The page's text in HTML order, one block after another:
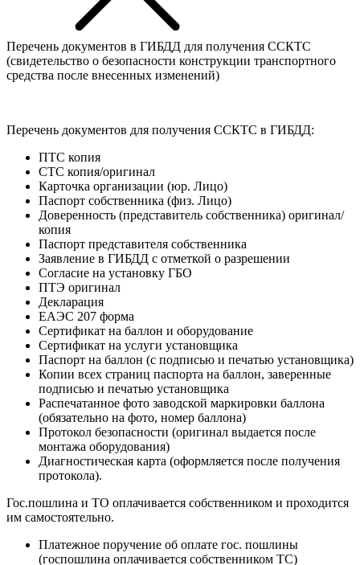
Перечень документов в ГИБДД для получения ССКТС
(свидетельство о безопасности конструкции транспортного
средства после внесенных изменений)
Перечень документов для получения ССКТС в ГИБДД:
ПТС копия
СТС копия/оригинал
Карточка организации (юр. Лицо)
Паспорт собственника (физ. Лицо)
Доверенность (представитель собственника) оригинал/
копия
Паспорт представителя собственника
Заявление в ГИБДД с отметкой о разрешении
Согласие на установку ГБО
ПТЭ оригинал
Декларация
ЕАЭС 207 форма
Сертификат на баллон и оборудование
Сертификат на услуги установщика
Паспорт на баллон (с подписью и печатью установщика)
Копии всех страниц паспорта на баллон, заверенные
подписью и печатью установщика
Распечатанное фото заводской маркировки баллона
(обязательно на фото, номер баллона)
Протокол безопасности (оригинал выдается после
монтажа оборудования)
Диагностическая карта (оформляется после получения
протокола).
Гос.пошлина и ТО оплачивается собственником и проходится
им самостоятельно.
Платежное поручение об оплате гос. пошлины
(госпошлина оплачивается собственником ТС)